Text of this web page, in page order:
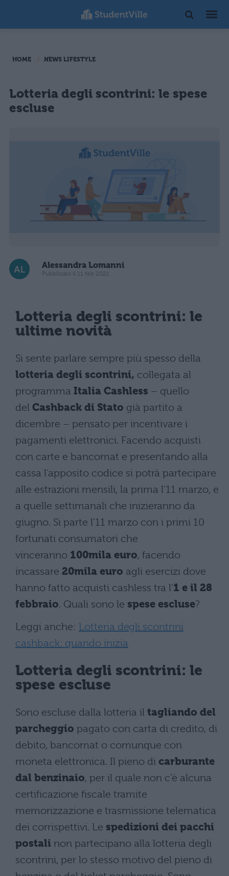
HOME NEWS LIFESTYLE
Lotteria degli scontrini: le spese
escluse
Alessandra Lomanni
Pubblicato il 11 feb 2021
Lotteria degli scontrini: le
ultime novità
Si sente parlare sempre più spesso della
lotteria degli scontrini, collegata al
programma Italia Cashless – quello
del Cashback di Stato già partito a
dicembre – pensato per incentivare i
pagamenti elettronici. Facendo acquisti
con carte e bancomat e presentando alla
cassa l’apposito codice si potrà partecipare
alle estrazioni mensili, la prima l’11 marzo, e
a quelle settimanali che inizieranno da
giugno. Si parte l’11 marzo con i primi 10
fortunati consumatori che
vinceranno 100mila euro, facendo
incassare 20mila euro agli esercizi dove
hanno fatto acquisti cashless tra l’1 e il 28
febbraio. Quali sono le spese escluse?
Leggi anche: Lotteria degli scontrini
cashback: quando inizia
Lotteria degli scontrini: le
spese escluse
Sono escluse dalla lotteria il tagliando del
parcheggio pagato con carta di credito, di
debito, bancomat o comunque con
moneta elettronica. Il pieno di carburante
dal benzinaio, per il quale non c’è alcuna
certificazione fiscale tramite
memorizzazione e trasmissione telematica
dei corrispettivi. Le spedizioni dei pacchi
postali non partecipano alla lotteria degli
scontrini, per lo stesso motivo del pieno di